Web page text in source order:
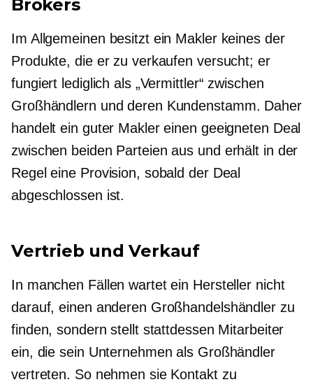
Brokers
Im Allgemeinen besitzt ein Makler keines der
Produkte, die er zu verkaufen versucht; er
fungiert lediglich als „Vermittler“ zwischen
Großhändlern und deren Kundenstamm. Daher
handelt ein guter Makler einen geeigneten Deal
zwischen beiden Parteien aus und erhält in der
Regel eine Provision, sobald der Deal
abgeschlossen ist.
Vertrieb und Verkauf
In manchen Fällen wartet ein Hersteller nicht
darauf, einen anderen Großhandelshändler zu
finden, sondern stellt stattdessen Mitarbeiter
ein, die sein Unternehmen als Großhändler
vertreten. So nehmen sie Kontakt zu